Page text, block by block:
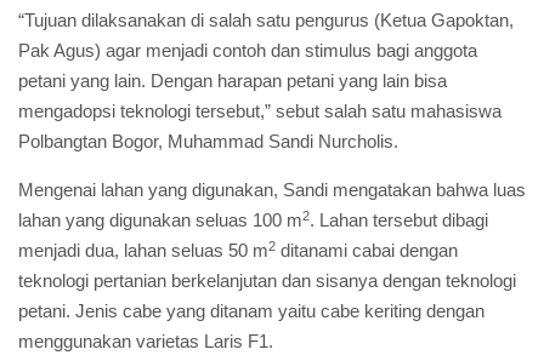
“Tujuan dilaksanakan di salah satu pengurus (Ketua Gapoktan,
Pak Agus) agar menjadi contoh dan stimulus bagi anggota
petani yang lain. Dengan harapan petani yang lain bisa
mengadopsi teknologi tersebut,” sebut salah satu mahasiswa
Polbangtan Bogor, Muhammad Sandi Nurcholis.
Mengenai lahan yang digunakan, Sandi mengatakan bahwa luas
lahan yang digunakan seluas 100 m2. Lahan tersebut dibagi
menjadi dua, lahan seluas 50 m2 ditanami cabai dengan
teknologi pertanian berkelanjutan dan sisanya dengan teknologi
petani. Jenis cabe yang ditanam yaitu cabe keriting dengan
menggunakan varietas Laris F1.